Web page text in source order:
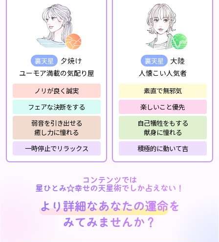
裏天星 夕焼け
ユーモア満載の気配り屋
ノリが良く誠実
フェアな決断をする
弱音を引き出せる
癒し力に憧れる
一時停止でリラックス
裏天星 大陸
人懐こい人気者
素直で無邪気
楽しいこと優先
自己犠牲をもする
献身に憧れる
積極的に動いて吉
コンテンツでは
星ひとみ☆幸せの天星術でしか占えない！
より詳細なあなたの運命を
みてみませんか？
より詳細なあなたの運命を
みてみませんか？